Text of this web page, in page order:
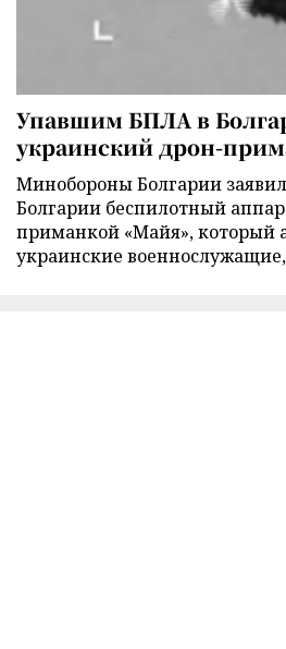
Упавшим БПЛА в
украинский дрон-
Минобороны Болгарии
Болгарии беспилотный
приманкой «Майя», который
украинские